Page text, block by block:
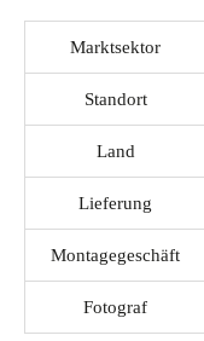
Marktsektor
Standort
Land
Lieferung
Montagegeschäft
Fotograf